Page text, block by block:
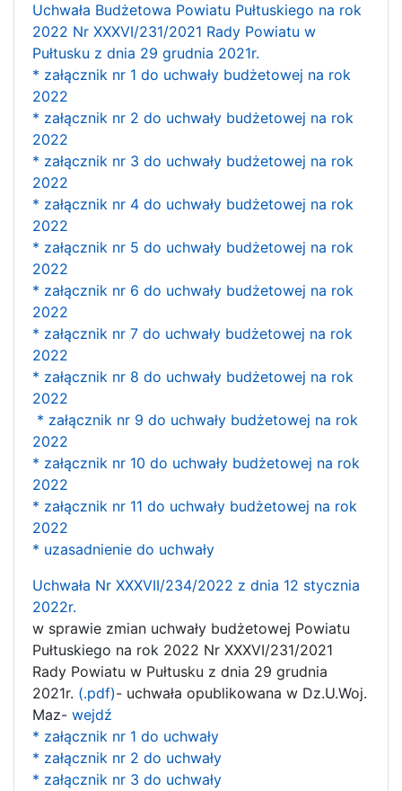
Uchwała Budżetowa Powiatu Pułtuskiego na rok
2022 Nr XXXVI/231/2021 Rady Powiatu w
Pułtusku z dnia 29 grudnia 2021r.
* załącznik nr 1 do uchwały budżetowej na rok
2022
* załącznik nr 2 do uchwały budżetowej na rok
2022
* załącznik nr 3 do uchwały budżetowej na rok
2022
* załącznik nr 4 do uchwały budżetowej na rok
2022
* załącznik nr 5 do uchwały budżetowej na rok
2022
* załącznik nr 6 do uchwały budżetowej na rok
2022
* załącznik nr 7 do uchwały budżetowej na rok
2022
* załącznik nr 8 do uchwały budżetowej na rok
2022
* załącznik nr 9 do uchwały budżetowej na rok
2022
* załącznik nr 10 do uchwały budżetowej na rok
2022
* załącznik nr 11 do uchwały budżetowej na rok
2022
* uzasadnienie do uchwały
Uchwała Nr XXXVII/234/2022 z dnia 12 stycznia
2022r.
w sprawie zmian uchwały budżetowej Powiatu
Pułtuskiego na rok 2022 Nr XXXVI/231/2021
Rady Powiatu w Pułtusku z dnia 29 grudnia
2021r. (.pdf)- uchwała opublikowana w Dz.U.Woj.
Maz- wejdź
* załącznik nr 1 do uchwały
* załącznik nr 2 do uchwały
* załącznik nr 3 do uchwały